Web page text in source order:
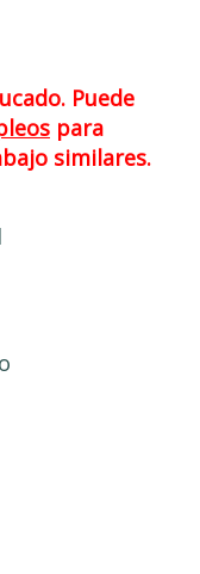
Puede
para
similares.